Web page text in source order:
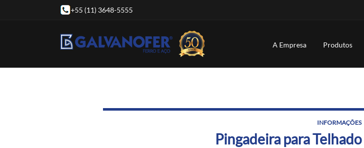
+55 (11) 3648-5555
A Empresa Produtos
INFORMAÇÕES
Pingadeira para